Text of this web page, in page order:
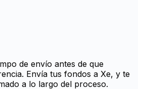
de envío antes de que
Envía tus fondos a Xe, y te
a lo largo del proceso.